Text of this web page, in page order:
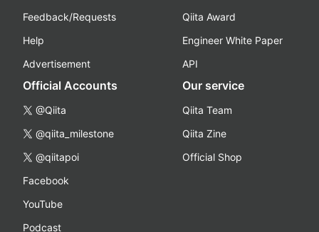
Feedback/Requests
Help
Advertisement
Qiita Award
Engineer White Paper
API
Official Accounts
@Qiita
@qiita_milestone
@qiitapoi
Facebook
YouTube
Podcast
Our service
Qiita Team
Qiita Zine
Official Shop